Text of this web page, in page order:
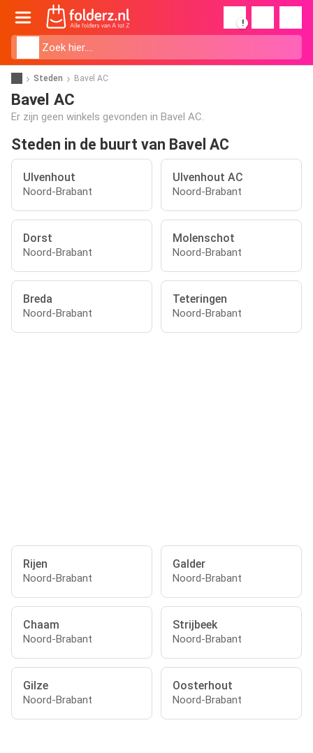
!
Steden Bavel AC
Bavel AC
Er zijn geen winkels gevonden in Bavel AC.
Steden in de buurt van Bavel AC
Ulvenhout
Noord-Brabant
Ulvenhout AC
Noord-Brabant
Dorst
Noord-Brabant
Molenschot
Noord-Brabant
Breda
Noord-Brabant
Teteringen
Noord-Brabant
Rijen
Noord-Brabant
Galder
Noord-Brabant
Chaam
Noord-Brabant
Strijbeek
Noord-Brabant
Gilze
Noord-Brabant
Oosterhout
Noord-Brabant